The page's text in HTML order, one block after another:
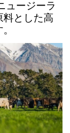
ュージーラ
料とした高